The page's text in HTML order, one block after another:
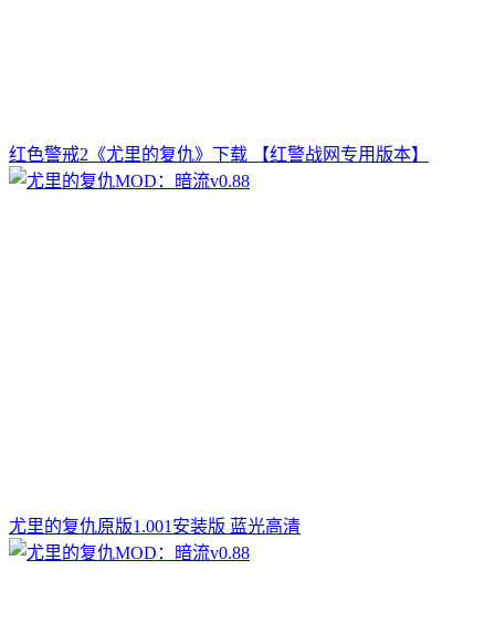
红色警戒2《尤里的复仇》下载 【红警战网专用版本】
尤里的复仇原版1.001安装版 蓝光高清